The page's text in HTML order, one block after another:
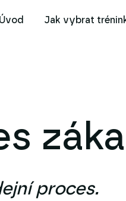
Úvod Jak vybrat
proces.